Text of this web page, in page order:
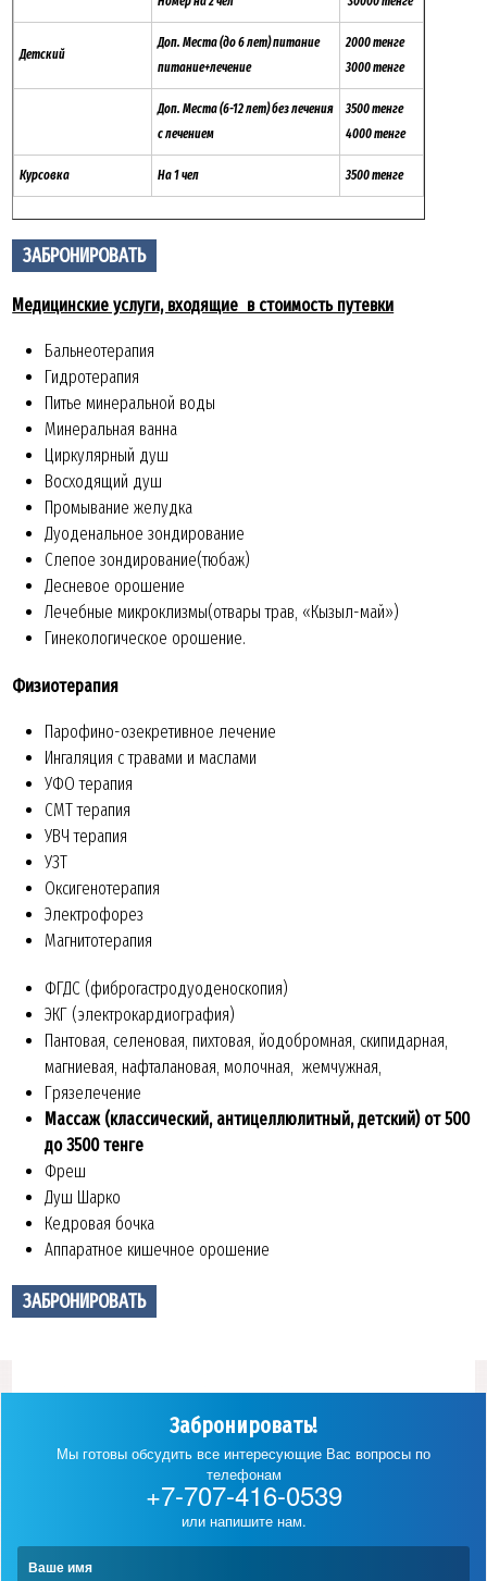
Детский
Доп. Места (до 6 лет) питание
питание+лечение
2000 тенге
3000 тенге
Доп. Места (6-12 лет) без лечения
с лечением
3500 тенге
4000 тенге
Курсовка На 1 чел 3500 тенге
ЗАБРОНИРОВАТЬ
Медицинские услуги, входящие в стоимость путевки
Бальнеотерапия
Гидротерапия
Питье минеральной воды
Минеральная ванна
Циркулярный душ
Восходящий душ
Промывание желудка
Дуоденальное зондирование
Слепое зондирование(тюбаж)
Десневое орошение
Лечебные микроклизмы(отвары трав, «Кызыл-май»)
Гинекологическое орошение.
Физиотерапия
Парофино-озекретивное лечение
Ингаляция с травами и маслами
УФО терапия
СМТ терапия
УВЧ терапия
УЗТ
Оксигенотерапия
Электрофорез
Магнитотерапия
ФГДС (фиброгастродуоденоскопия)
ЭКГ (электрокардиография)
Пантовая, селеновая, пихтовая, йодобромная, скипидарная,
магниевая, нафталановая, молочная, жемчужная,
Грязелечение
Массаж (классический, антицеллюлитный, детский) от 500
до 3500 тенге
Фреш
Душ Шарко
Кедровая бочка
Аппаратное кишечное орошение
ЗАБРОНИРОВАТЬ
Забронировать!
Мы готовы обсудить все интересующие Вас вопросы по
телефонам
+7-707-416-0539
или напишите нам.
Ваше имя